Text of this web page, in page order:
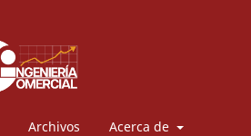
Archivos Acerca de